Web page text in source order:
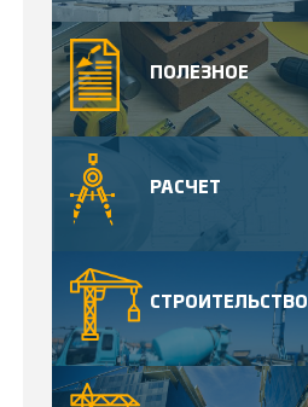
ПОЛЕЗНОЕ
РАСЧЕТ
СТРОИТЕЛЬСТВО